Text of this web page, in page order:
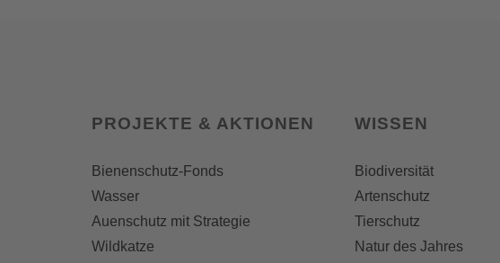
PROJEKTE & AKTIONEN
Bienenschutz-Fonds
Wasser
Auenschutz mit Strategie
Wildkatze
WISSEN
Biodiversität
Artenschutz
Tierschutz
Natur des Jahres